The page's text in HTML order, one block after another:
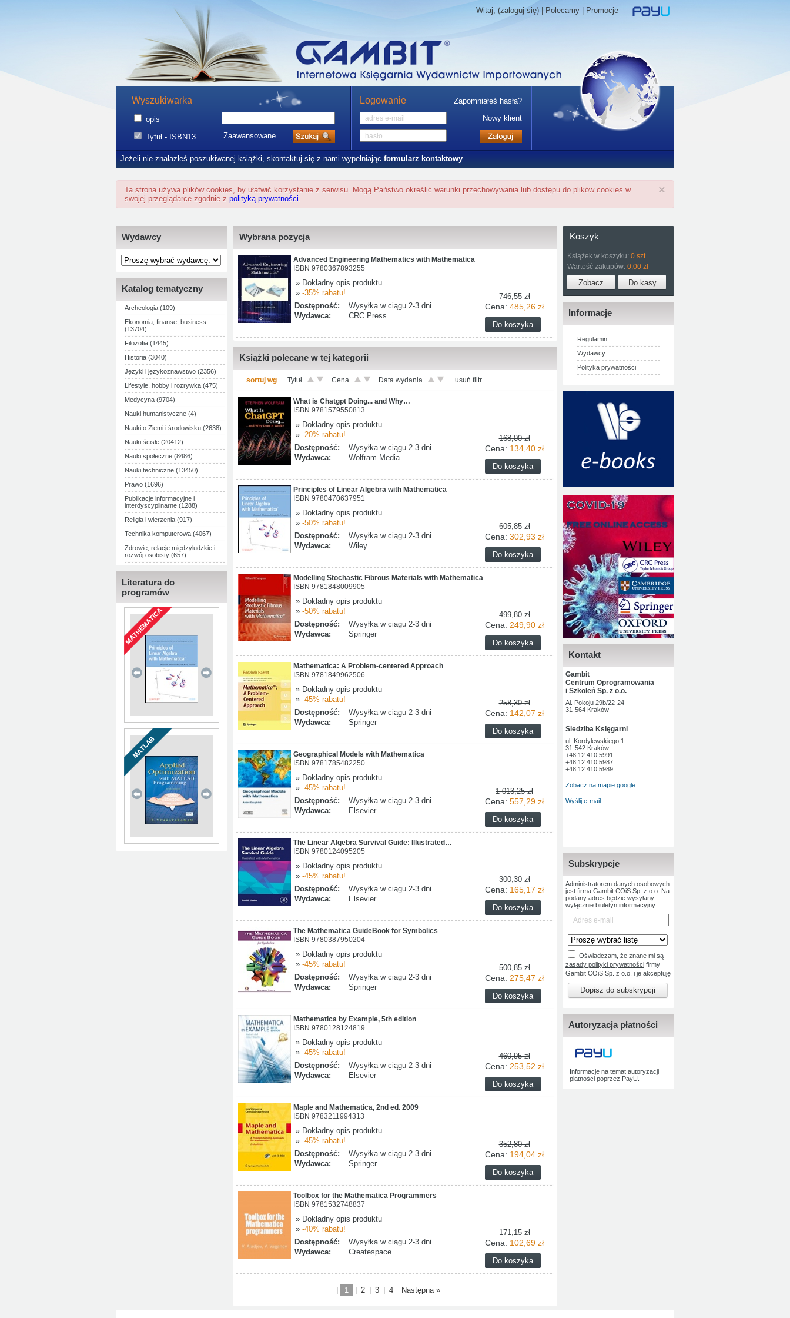
Witaj, (zaloguj się) | Polecamy Promocje
Wyszukiwarka
opis
Tytuł - ISBN13
Zaawansowane
Logowanie
Zapomniałeś hasła?
Nowy klient
Jeżeli nie znalazłeś poszukiwanej książki, skontaktuj się z nami wypełniając formularz kontaktowy.
×
Ta strona używa plików cookies, by ułatwić korzystanie z serwisu. Mogą Państwo określić warunki przechowywania lub dostępu do plików cookies w
swojej przeglądarce zgodnie z polityką prywatności.
Wydawcy
Katalog tematyczny
Archeologia (109)
Ekonomia, finanse, business
(13704)
Filozofia (1445)
Historia (3040)
Języki i językoznawstwo (2356)
Lifestyle, hobby i rozrywka (475)
Medycyna (9704)
Nauki humanistyczne (4)
Nauki o Ziemi i środowisku (2638)
Nauki ścisłe (20412)
Nauki społeczne (8486)
Nauki techniczne (13450)
Prawo (1696)
Publikacje informacyjne i
interdyscyplinarne (1288)
Religia i wierzenia (917)
Technika komputerowa (4067)
Zdrowie, relacje międzyludzkie i
rozwój osobisty (657)
Literatura do
programów
Wybrana pozycja
Advanced Engineering Mathematics with Mathematica
ISBN 9780367893255
746,55 zł
Cena: 485,26 zł
» Dokładny opis produktu
» -35% rabatu!
Dostępność:
Wysyłka w ciągu 2-3 dni
Wydawca:
CRC Press
Książki polecane w tej kategorii
sortuj wg Tytuł Cena Data wydania usuń filtr
What is Chatgpt Doing... and Why…
ISBN 9781579550813
168,00 zł
Cena: 134,40 zł
» Dokładny opis produktu
» -20% rabatu!
Dostępność:
Wysyłka w ciągu 2-3 dni
Wydawca:
Wolfram Media
Principles of Linear Algebra with Mathematica
ISBN 9780470637951
605,85 zł
Cena: 302,93 zł
» Dokładny opis produktu
» -50% rabatu!
Dostępność:
Wysyłka w ciągu 2-3 dni
Wydawca:
Wiley
Modelling Stochastic Fibrous Materials with Mathematica
ISBN 9781848009905
499,80 zł
Cena: 249,90 zł
» Dokładny opis produktu
» -50% rabatu!
Dostępność:
Wysyłka w ciągu 2-3 dni
Wydawca:
Springer
Mathematica: A Problem-centered Approach
ISBN 9781849962506
258,30 zł
Cena: 142,07 zł
» Dokładny opis produktu
» -45% rabatu!
Dostępność:
Wysyłka w ciągu 2-3 dni
Wydawca:
Springer
Geographical Models with Mathematica
ISBN 9781785482250
1 013,25 zł
Cena: 557,29 zł
» Dokładny opis produktu
» -45% rabatu!
Dostępność:
Wysyłka w ciągu 2-3 dni
Wydawca:
Elsevier
The Linear Algebra Survival Guide: Illustrated…
ISBN 9780124095205
300,30 zł
Cena: 165,17 zł
» Dokładny opis produktu
» -45% rabatu!
Dostępność:
Wysyłka w ciągu 2-3 dni
Wydawca:
Elsevier
The Mathematica GuideBook for Symbolics
ISBN 9780387950204
500,85 zł
Cena: 275,47 zł
» Dokładny opis produktu
» -45% rabatu!
Dostępność:
Wysyłka w ciągu 2-3 dni
Wydawca:
Springer
Mathematica by Example, 5th edition
ISBN 9780128124819
460,95 zł
Cena: 253,52 zł
» Dokładny opis produktu
» -45% rabatu!
Dostępność:
Wysyłka w ciągu 2-3 dni
Wydawca:
Elsevier
Maple and Mathematica, 2nd ed. 2009
ISBN 9783211994313
352,80 zł
Cena: 194,04 zł
» Dokładny opis produktu
» -45% rabatu!
Dostępność:
Wysyłka w ciągu 2-3 dni
Wydawca:
Springer
Toolbox for the Mathematica Programmers
ISBN 9781532748837
171,15 zł
Cena: 102,69 zł
» Dokładny opis produktu
» -40% rabatu!
Dostępność:
Wysyłka w ciągu 2-3 dni
Wydawca:
Createspace
1 2 3 4 Następna »
Koszyk
Książek w koszyku: 0 szt.
Wartość zakupów: 0,00 zł
Informacje
Regulamin
Wydawcy
Polityka prywatności
Kontakt
Gambit
Centrum Oprogramowania
i Szkoleń Sp. z o.o.
Al. Pokoju 29b/22-24
31-564 Kraków
Siedziba Księgarni
ul. Kordylewskiego 1
31-542 Kraków
+48 12 410 5991
+48 12 410 5987
+48 12 410 5989
Zobacz na mapie google
Wyślij e-mail
Subskrypcje
Administratorem danych osobowych
jest firma Gambit COiS Sp. z o.o. Na
podany adres będzie wysyłany
wyłącznie biuletyn informacyjny.
Oświadczam, że znane mi są
zasady polityki prywatności firmy
Gambit COiS Sp. z o.o. i je akceptuję
Dopisz do subskrypcji
Autoryzacja płatności
Informacje na temat autoryzacji
płatności poprzez PayU.